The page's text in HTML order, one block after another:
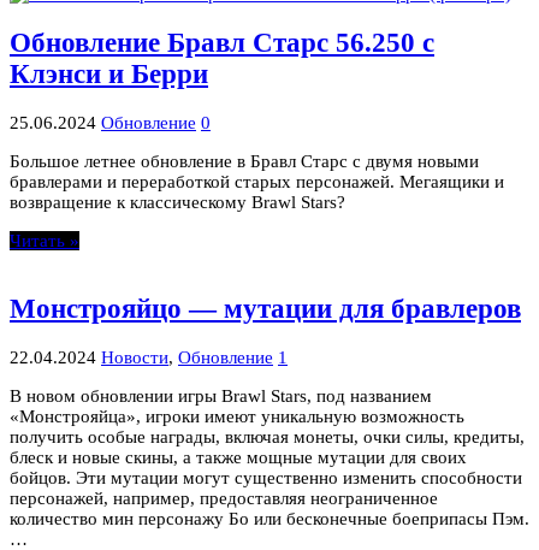
Обновление Бравл Старс 56.250 с
Клэнси и Берри
25.06.2024 Обновление 0
Большое летнее обновление в Бравл Старс с двумя новыми
бравлерами и переработкой старых персонажей. Мегаящики и
возвращение к классическому Brawl Stars?
Читать »
Монстрояйцо — мутации для бравлеров
22.04.2024 Новости, Обновление 1
В новом обновлении игры Brawl Stars, под названием
«Монстрояйца», игроки имеют уникальную возможность
получить особые награды, включая монеты, очки силы, кредиты,
блеск и новые скины, а также мощные мутации для своих
бойцов. Эти мутации могут существенно изменить способности
персонажей, например, предоставляя неограниченное
количество мин персонажу Бо или бесконечные боеприпасы Пэм.
…